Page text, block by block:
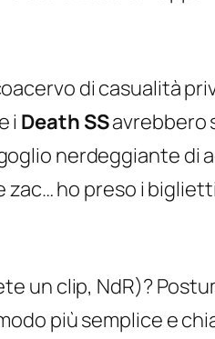
di casualità
i Death SSavrebbero
nerdeggiante di
ho preso i
un clip, NdR)?
più semplice e